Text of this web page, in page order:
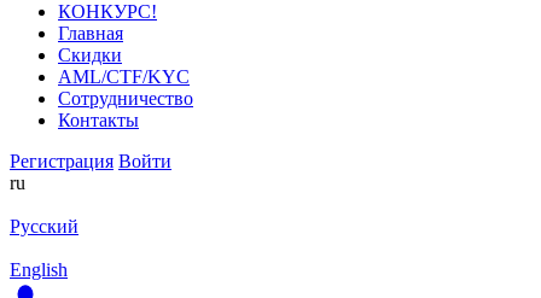
КОНКУРС!
Главная
Скидки
AML/CTF/KYC
Сотрудничество
Контакты
Регистрация Войти
ru
Русский
English